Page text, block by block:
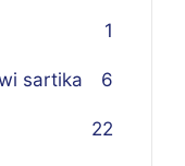
1
sartika 6
22